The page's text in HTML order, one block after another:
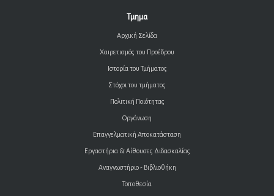
Τμημα
Αρχική Σελίδα
Χαιρετισμός του Προέδρου
Ιστορία του Τμήματος
Στόχοι του τμήματος
Πολιτική Ποιότητας
Οργάνωση
Επαγγελματική Αποκατάσταση
Εργαστήρια & Αίθουσες Διδασκαλίας
Αναγνωστήριο - Βιβλιοθήκη
Τοποθεσία